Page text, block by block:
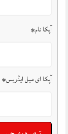
آپکا نام*
آپکا ای میل ایڈریس*